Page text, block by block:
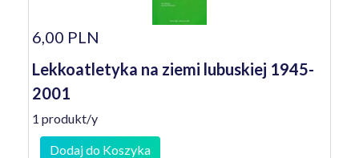
6,00 PLN
Lekkoatletyka na ziemi lubuskiej 1945-
2001
1 produkt/y
Dodaj do Koszyka